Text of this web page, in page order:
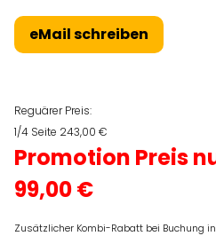
eMail schreiben
Reguärer Preis:
1/4 Seite 243,00 €
Promotion Preis
99,00 €
Zusätzlicher Kombi-Rabatt bei Buchung